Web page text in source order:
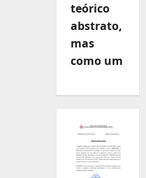
teórico
abstrato,
mas
como um